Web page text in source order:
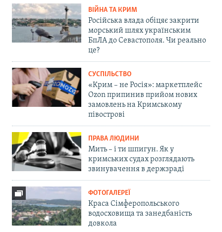
ВІЙНА ТА КРИМ
Російська влада обіцяє закрити
морський шлях українським
БпЛА до Севастополя. Чи реально
це?
СУСПІЛЬСТВО
«Крим – не Росія»: маркетплейс
Ozon припинив прийом нових
замовлень на Кримському
півострові
ПРАВА ЛЮДИНИ
Мить – і ти шпигун. Як у
кримських судах розглядають
звинувачення в держзраді
ФОТОГАЛЕРЕЇ
Краса Сімферопольського
водосховища та занедбаність
довкола